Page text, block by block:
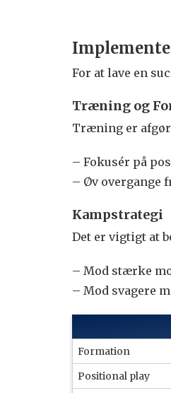
For at lave en
Træning og
Træning er
– Fokusér på
– Øv overgange
Kampstrategi
Det er vigtigt at
– Mod stærke
– Mod svagere
Formation
Positional play